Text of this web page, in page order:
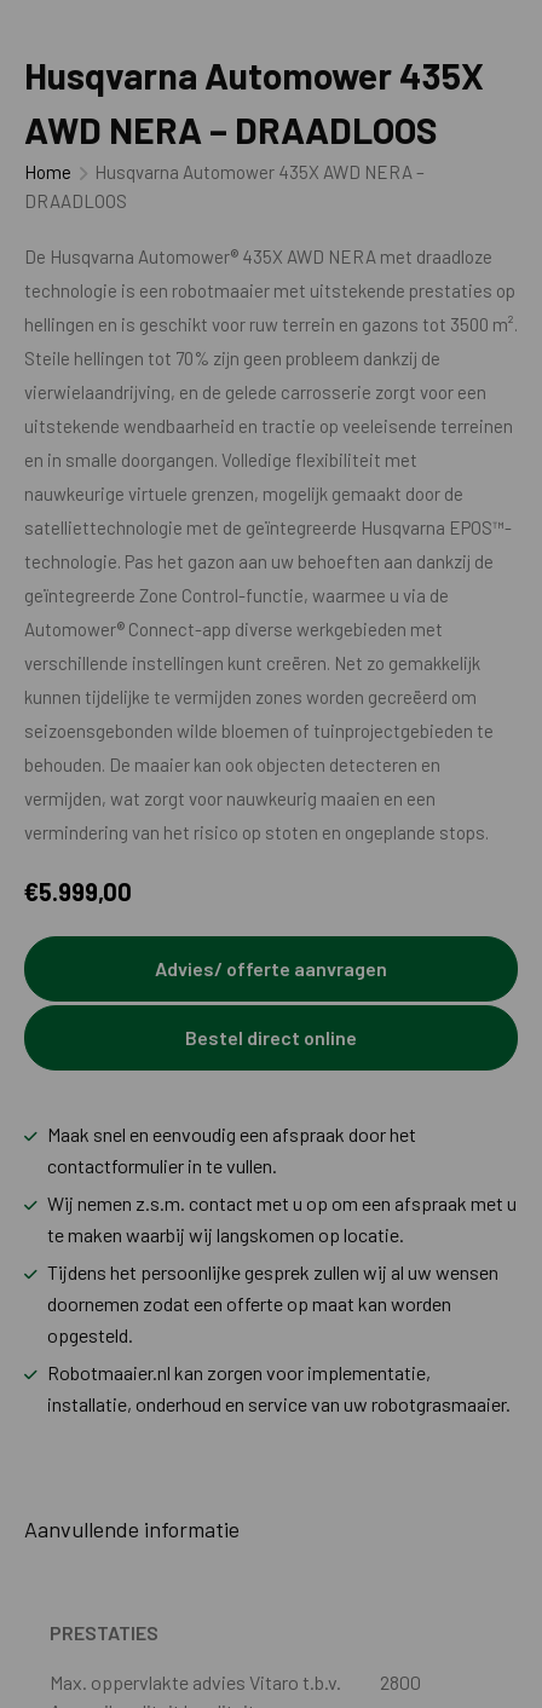
Husqvarna Automower 435X
AWD NERA – DRAADLOOS
Home
Husqvarna Automower 435X AWD NERA –
DRAADLOOS
De Husqvarna Automower® 435X AWD NERA met draadloze
technologie is een robotmaaier met uitstekende prestaties op
hellingen en is geschikt voor ruw terrein en gazons tot 3500 m².
Steile hellingen tot 70% zijn geen probleem dankzij de
vierwielaandrijving, en de gelede carrosserie zorgt voor een
uitstekende wendbaarheid en tractie op veeleisende terreinen
en in smalle doorgangen. Volledige flexibiliteit met
nauwkeurige virtuele grenzen, mogelijk gemaakt door de
satelliettechnologie met de geïntegreerde Husqvarna EPOS™-
technologie. Pas het gazon aan uw behoeften aan dankzij de
geïntegreerde Zone Control-functie, waarmee u via de
Automower® Connect-app diverse werkgebieden met
verschillende instellingen kunt creëren. Net zo gemakkelijk
kunnen tijdelijke te vermijden zones worden gecreëerd om
seizoensgebonden wilde bloemen of tuinprojectgebieden te
behouden. De maaier kan ook objecten detecteren en
vermijden, wat zorgt voor nauwkeurig maaien en een
vermindering van het risico op stoten en ongeplande stops.
€5.999,00
Advies/ offerte aanvragen
Bestel direct online
Maak snel en eenvoudig een afspraak door het
contactformulier in te vullen.
Wij nemen z.s.m. contact met u op om een afspraak met u
te maken waarbij wij langskomen op locatie.
Tijdens het persoonlijke gesprek zullen wij al uw wensen
doornemen zodat een offerte op maat kan worden
opgesteld.
Robotmaaier.nl kan zorgen voor implementatie,
installatie, onderhoud en service van uw robotgrasmaaier.
Aanvullende informatie
PRESTATIES
Max. oppervlakte advies Vitaro t.b.v.
2800